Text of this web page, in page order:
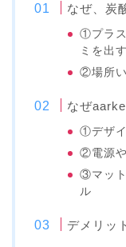
なぜ、炭
①プラス
ミを出
②場所い
なぜ
①デザ
②電源
③マット
ル
デメリッ